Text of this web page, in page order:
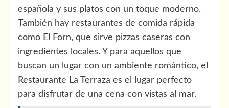
española y sus platos con un toque moderno.
También hay restaurantes de comida rápida
como El Forn, que sirve pizzas caseras con
ingredientes locales. Y para aquellos que
buscan un lugar con un ambiente romántico, el
Restaurante La Terraza es el lugar perfecto
para disfrutar de una cena con vistas al mar.